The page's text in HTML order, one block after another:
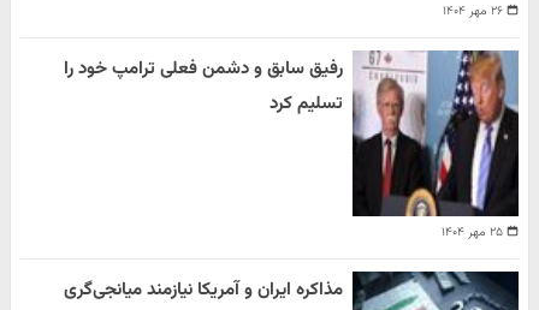
۲۶ مهر ۱۴۰۴
۲۵ مهر ۱۴۰۴
رفیق سابق و دشمن فعلی ترامپ خود را
تسلیم کرد
مذاکره ایران و آمریکا نیازمند میانجی‌گری